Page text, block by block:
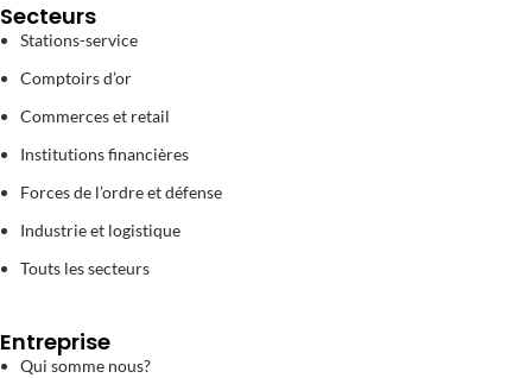
Secteurs
Stations-service
Comptoirs d’or
Commerces et retail
Institutions financières
Forces de l’ordre et défense
Industrie et logistique
Touts les secteurs
Entreprise
Qui somme nous?